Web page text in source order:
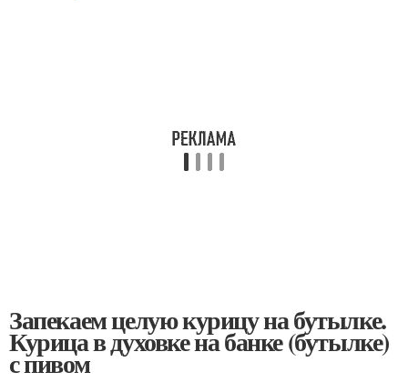
Запекаем целую курицу на бутылке.
Курица в духовке на банке (бутылке)
с пивом